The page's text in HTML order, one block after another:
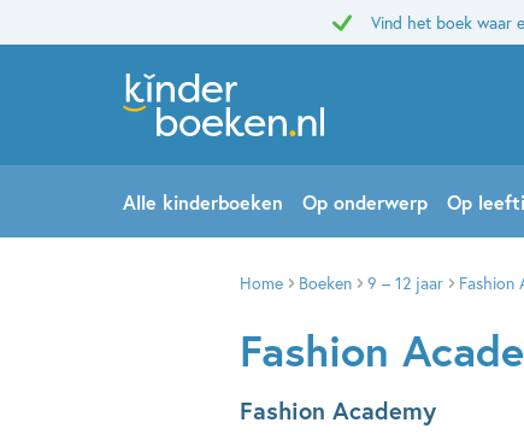
Vind het boek waar
Alle kinderboeken Op onderwerp Op
Home Boeken 9 – 12 jaar Fashion
Fashion
Fashion Academy